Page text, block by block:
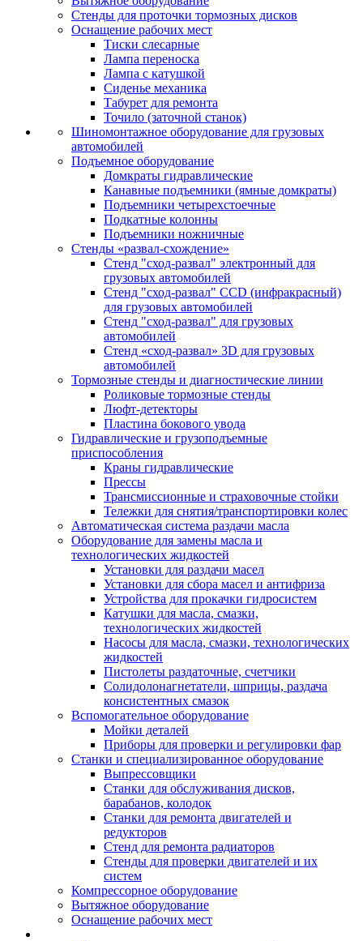
Стенды для проточки тормозных дисков
Оснащение рабочих мест
Тиски слесарные
Лампа переноска
Лампа с катушкой
Сиденье механика
Табурет для ремонта
Точило (заточной станок)
Шиномонтажное оборудование для грузовых
автомобилей
Подъемное оборудование
Домкраты гидравлические
Канавные подъемники (ямные домкраты)
Подъемники четырехстоечные
Подкатные колонны
Подъемники ножничные
Стенды «развал-схождение»
Стенд "сход-развал" электронный для
грузовых автомобилей
Стенд "сход-развал" CCD (инфракрасный)
для грузовых автомобилей
Стенд "сход-развал" для грузовых
автомобилей
Стенд «сход-развал» 3D для грузовых
автомобилей
Тормозные стенды и диагностические линии
Роликовые тормозные стенды
Люфт-детекторы
Пластина бокового увода
Гидравлические и грузоподъемные
приспособления
Краны гидравлические
Прессы
Трансмиссионные и страховочные стойки
Тележки для снятия/транспортировки колес
Автоматическая система раздачи масла
Оборудование для замены масла и
технологических жидкостей
Установки для раздачи масел
Установки для сбора масел и антифриза
Устройства для прокачки гидросистем
Катушки для масла, смазки,
технологических жидкостей
Насосы для масла, смазки, технологических
жидкостей
Пистолеты раздаточные, счетчики
Солидолонагнетатели, шприцы, раздача
консистентных смазок
Вспомогательное оборудование
Мойки деталей
Приборы для проверки и регулировки фар
Станки и специализированное оборудование
Выпрессовщики
Станки для обслуживания дисков,
барабанов, колодок
Станки для ремонта двигателей и
редукторов
Стенд для ремонта радиаторов
Стенды для проверки двигателей и их
систем
Компрессорное оборудование
Вытяжное оборудование
Оснащение рабочих мест